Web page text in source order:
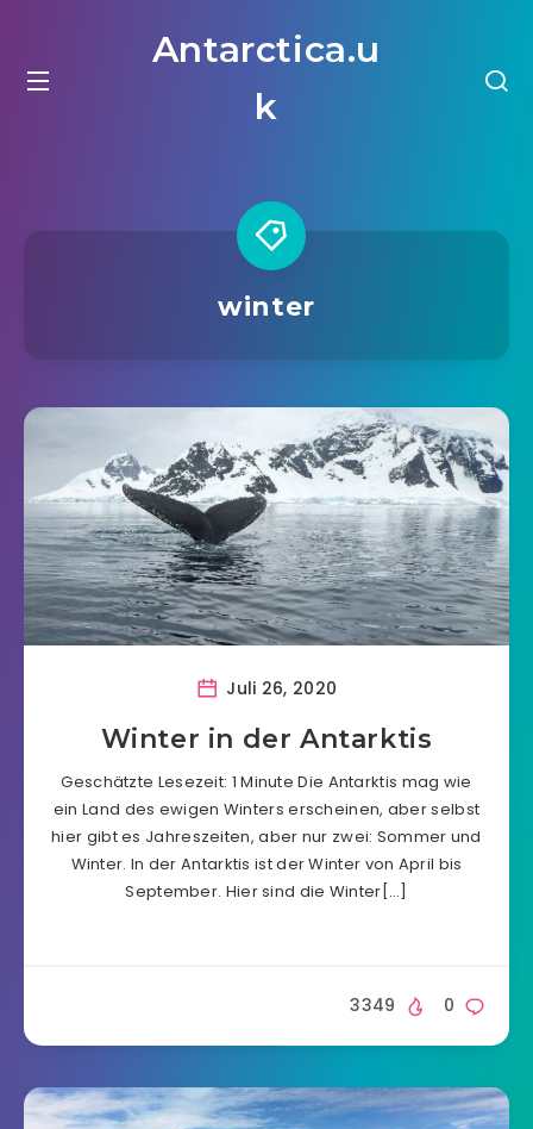
Antarctica.u
k
winter
Juli 26, 2020
Winter in der Antarktis
Geschätzte Lesezeit: 1 Minute Die Antarktis mag wie
ein Land des ewigen Winters erscheinen, aber selbst
hier gibt es Jahreszeiten, aber nur zwei: Sommer und
Winter. In der Antarktis ist der Winter von April bis
September. Hier sind die Winter[…]
0
3349